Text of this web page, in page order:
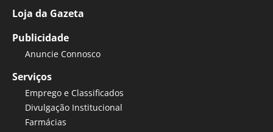
Loja da Gazeta
Publicidade
Anuncie Connosco
Serviços
Emprego e Classificados
Divulgação Institucional
Farmácias